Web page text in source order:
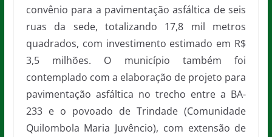
convênio para a pavimentação asfáltica de seis
ruas da sede, totalizando 17,8 mil metros
quadrados, com investimento estimado em R$
3,5 milhões. O município também foi
contemplado com a elaboração de projeto para
pavimentação asfáltica no trecho entre a BA-
233 e o povoado de Trindade (Comunidade
Quilombola Maria Juvêncio), com extensão de